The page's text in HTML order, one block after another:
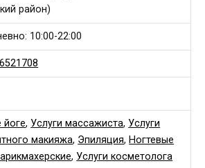
район)
10:00-22:00
йоге,Услуги массажиста,Услуги
макияжа, Эпиляция, Ногтевые
,Услуги косметолога